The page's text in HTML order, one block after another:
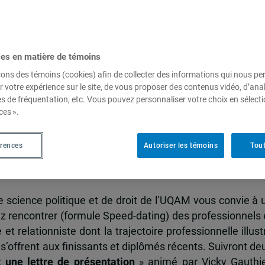
politique et de droit de l'UQAM
en science
politique et de droit de l’UQAM vous convie à
rencontrer (formule Speed-dating) des professionnels
et relationniste dont la trajectoire professionnelle
aux finissants et diplômés récents. Suivront
une lettre de présentation » animé par Vicky
en matière de témoins
des témoins (cookies) afin de collecter des informations qui nous
votre expérience sur le site, de vous proposer des contenus vidéo,
de fréquentation, etc. Vous pouvez personnaliser votre choix en
».
Autoriser les témoins